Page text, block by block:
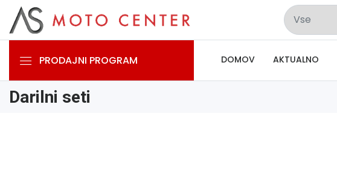
PRODAJNI PROGRAM DOMOV AKTUALNO
Darilni seti